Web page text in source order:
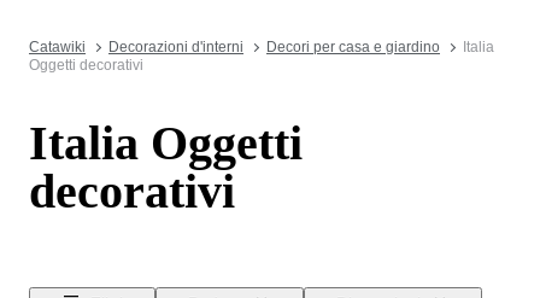
Catawiki Decorazioni d'interni Decori per casa e giardino
Italia
Oggetti decorativi
Italia Oggetti
decorativi